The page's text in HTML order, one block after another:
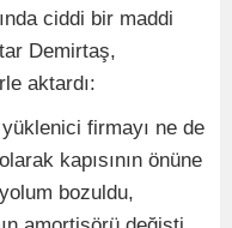
ciddi bir maddi
Demirtaş,
aktardı:
firmayı ne de
kapısının önüne
bozuldu,